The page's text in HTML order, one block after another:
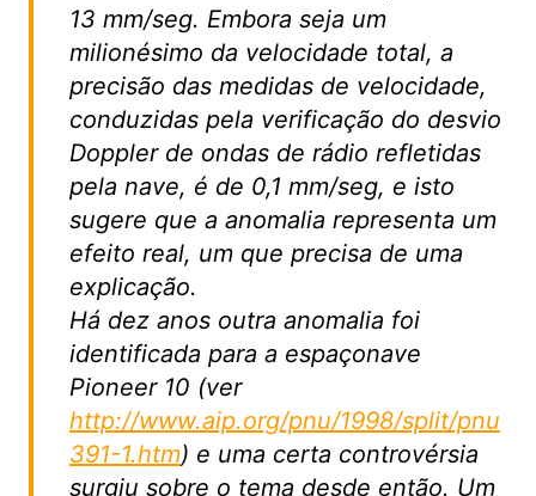
13 mm/seg. Embora seja um
milionésimo da velocidade total, a
precisão das medidas de velocidade,
conduzidas pela verificação do desvio
Doppler de ondas de rádio refletidas
pela nave, é de 0,1 mm/seg, e isto
sugere que a anomalia representa um
efeito real, um que precisa de uma
explicação.
Há dez anos outra anomalia foi
identificada para a espaçonave
Pioneer 10 (ver
http://www.aip.org/pnu/1998/split/pnu
391-1.htm) e uma certa controvérsia
surgiu sobre o tema desde então. Um